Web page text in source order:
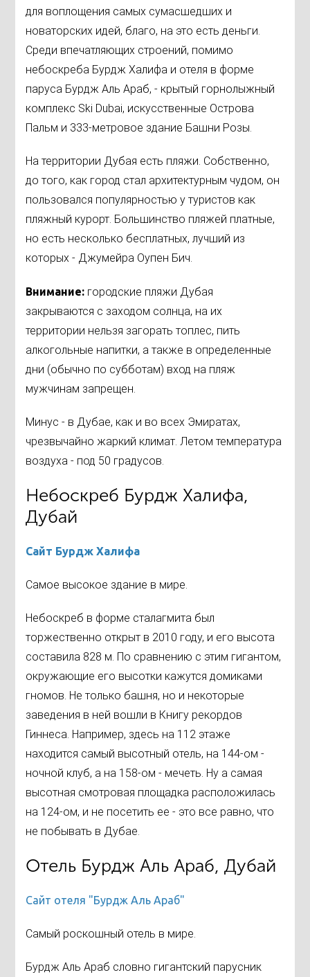
для воплощения самых сумасшедших и
новаторских идей, благо, на это есть деньги.
Среди впечатляющих строений, помимо
небоскреба Бурдж Халифа и отеля в форме
паруса Бурдж Аль Араб, - крытый горнолыжный
комплекс Ski Dubai, искусственные Острова
Пальм и 333-метровое здание Башни Розы.
На территории Дубая есть пляжи. Собственно,
до того, как город стал архитектурным чудом, он
пользовался популярностью у туристов как
пляжный курорт. Большинство пляжей платные,
но есть несколько бесплатных, лучший из
которых - Джумейра Оупен Бич.
Внимание: городские пляжи Дубая
закрываются с заходом солнца, на их
территории нельзя загорать топлес, пить
алкогольные напитки, а также в определенные
дни (обычно по субботам) вход на пляж
мужчинам запрещен.
Минус - в Дубае, как и во всех Эмиратах,
чрезвычайно жаркий климат. Летом температура
воздуха - под 50 градусов.
Небоскреб Бурдж Халифа,
Дубай
Сайт Бурдж Халифа
Самое высокое здание в мире.
Небоскреб в форме сталагмита был
торжественно открыт в 2010 году, и его высота
составила 828 м. По сравнению с этим гигантом,
окружающие его высотки кажутся домиками
гномов. Не только башня, но и некоторые
заведения в ней вошли в Книгу рекордов
Гиннеса. Например, здесь на 112 этаже
находится самый высотный отель, на 144-ом -
ночной клуб, а на 158-ом - мечеть. Ну а самая
высотная смотровая площадка расположилась
на 124-ом, и не посетить ее - это все равно, что
не побывать в Дубае.
Отель Бурдж Аль Араб, Дубай
Сайт отеля "Бурдж Аль Араб"
Самый роскошный отель в мире.
Бурдж Аль Араб словно гигантский парусник